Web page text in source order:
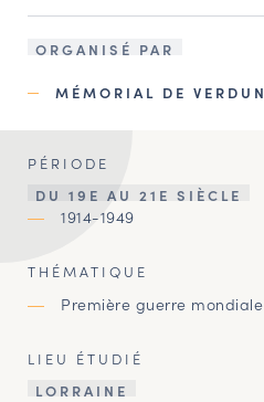
ORGANISÉ PAR
MÉMORIAL DE VERDUN
PÉRIODE
DU 19E AU 21E SIÈCLE
1914-1949
THÉMATIQUE
Première guerre mondiale
LIEU ÉTUDIÉ
LORRAINE